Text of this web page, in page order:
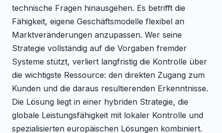
technische Fragen hinausgehen. Es betrifft die
Fähigkeit, eigene Geschäftsmodelle flexibel an
Marktveränderungen anzupassen. Wer seine
Strategie vollständig auf die Vorgaben fremder
Systeme stützt, verliert langfristig die Kontrolle über
die wichtigste Ressource: den direkten Zugang zum
Kunden und die daraus resultierenden Erkenntnisse.
Die Lösung liegt in einer hybriden Strategie, die
globale Leistungsfähigkeit mit lokaler Kontrolle und
spezialisierten europäischen Lösungen kombiniert.